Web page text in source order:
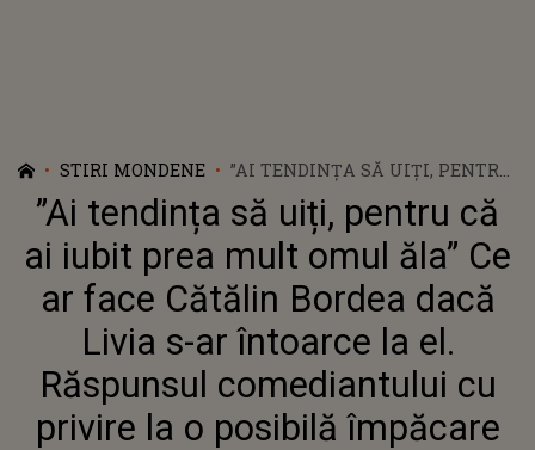
STIRI MONDENE
”AI TENDINȚA SĂ UIȚI, PENTRU
CĂ AI IUBIT PREA MULT OMUL
ĂLA” CE AR FACE CĂTĂLIN
BORDEA DACĂ LIVIA S-AR
ÎNTOARCE LA EL. RĂSPUNSUL
COMEDIANTULUI CU PRIVIRE
LA O POSIBILĂ ÎMPĂCARE
”Ai tendința să uiți, pentru că
ai iubit prea mult omul ăla” Ce
ar face Cătălin Bordea dacă
Livia s-ar întoarce la el.
Răspunsul comediantului cu
privire la o posibilă împăcare